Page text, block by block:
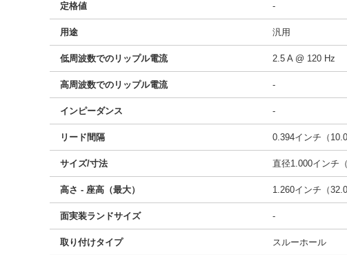
定格値 -
用途 汎用
低周波数でのリップル電流 2.5 A @ 120 Hz
高周波数でのリップル電流 -
インピーダンス -
リード間隔 0.394インチ（
サイズ/寸法 直径1.000インチ
高さ - 座高（最大） 1.260インチ（
面実装ランドサイズ -
取り付けタイプ スルーホール